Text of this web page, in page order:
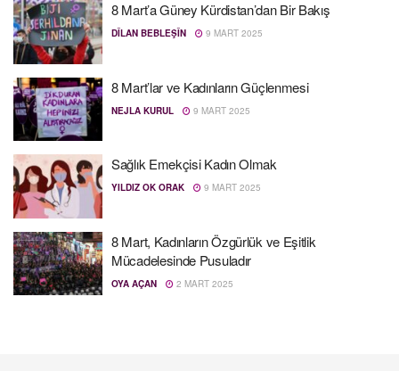
8 Mart’a Güney Kürdistan’dan Bir Bakış
DÎLAN BEBLEŞÎN 9 MART 2025
8 Mart’lar ve Kadınların Güçlenmesi
NEJLA KURUL 9 MART 2025
Sağlık Emekçisi Kadın Olmak
YILDIZ OK ORAK 9 MART 2025
8 Mart, Kadınların Özgürlük ve Eşitlik
Mücadelesinde Pusuladır
OYA AÇAN 2 MART 2025